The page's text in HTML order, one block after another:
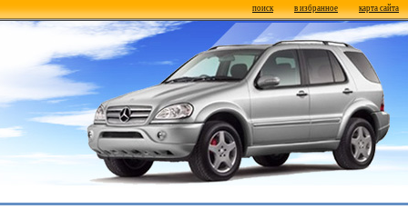
поиск в избранное карта сайта